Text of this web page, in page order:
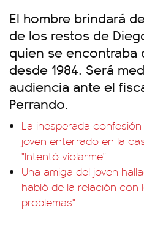
El hombre brindará
de los restos de
quien se encontraba
desde 1984. Será
audiencia ante el
Perrando.
La inesperada
joven enterrado en la
"Intentó violarme"
Una amiga del joven
habló de la relación con
problemas"